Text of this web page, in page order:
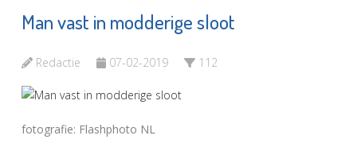
Man vast in modderige sloot
Redactie 07-02-2019 112
fotografie: Flashphoto NL